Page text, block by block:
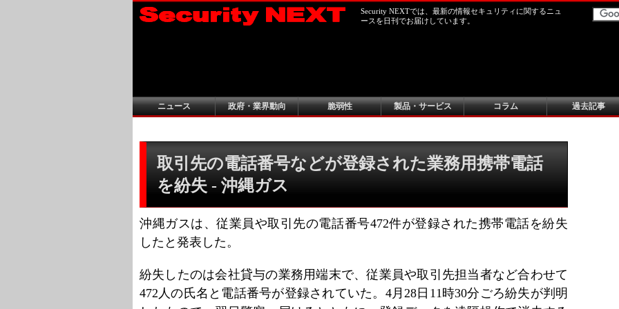
Security NEXTでは、最新の情報セキュリティに関するニュ
ースを日刊でお届けしています。
ニュース 政府・業界動向 脆弱性 製品・サービス コラム 過去記事
取引先の電話番号などが登録された業務用携帯電話
を紛失 - 沖縄ガス
沖縄ガスは、従業員や取引先の電話番号472件が登録された携帯電話を紛失
したと発表した。
紛失したのは会社貸与の業務用端末で、従業員や取引先担当者など合わせて
472人の氏名と電話番号が登録されていた。4月28日11時30分ごろ紛失が判明